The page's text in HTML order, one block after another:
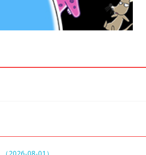
（2026-08-01）